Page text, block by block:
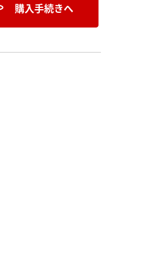
購入手続きへ